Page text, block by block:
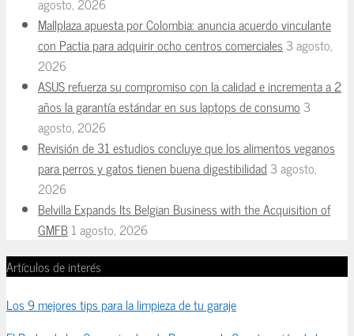
Mallplaza apuesta por Colombia: anuncia acuerdo vinculante
con Pactia para adquirir ocho centros comerciales3 agosto,
2026
ASUS refuerza su compromiso con la calidad e incrementa a 2
años la garantía estándar en sus laptops de consumo 3
agosto, 2026
Revisión de 31 estudios concluye que los alimentos veganos
para perros y gatos tienen buena digestibilidad 3 agosto,
2026
Belvilla Expands Its Belgian Business with the Acquisition of
GMFB1 agosto, 2026
Artículos de interés
Los 9 mejores tips para la limpieza de tu garaje